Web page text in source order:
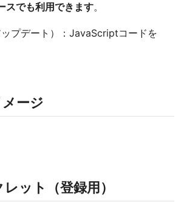
スでも利用できます。
プデート）：JavaScriptコードを
ージ
ット（登録用）